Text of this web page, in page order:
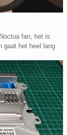
fan, het is
gaat het heel lang